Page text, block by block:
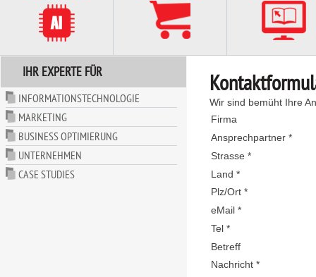
IHR EXPERTE FÜR
INFORMATIONSTECHNOLOGIE
MARKETING
BUSINESS OPTIMIERUNG
UNTERNEHMEN
CASE STUDIES
Wir sind bemüht Ihre
Firma
Ansprechpartner *
Strasse *
Land *
Plz/Ort *
eMail *
Tel *
Betreff
Nachricht *